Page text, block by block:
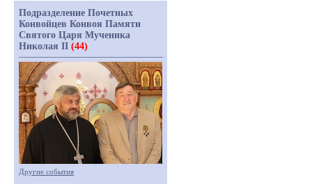
Подразделение Почетных
Конвойцев Конвоя Памяти
Святого Царя Мученика
Николая II (44)
Другие события